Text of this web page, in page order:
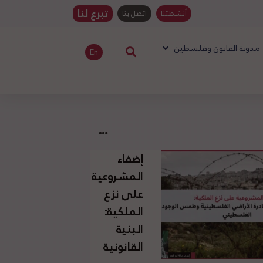
أنشطتنا اتصل بنا تبرع لنا
مدونة القانون وفلسطين En
إضفاء
المشروعية
على نزع
الملكية:
البنية
القانونية